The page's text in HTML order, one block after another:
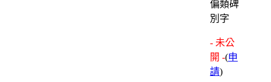
偏類碑
別字
- 未公
開 -(申
請)